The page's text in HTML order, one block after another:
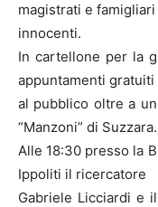
magistrati e
innocenti.
In cartellone per la
appuntamenti gratuiti
al pubblico oltre a
“Manzoni” di Suzzara.
Alle 18:30 presso la
Ippoliti il ricercatore
Gabriele Licciardi e